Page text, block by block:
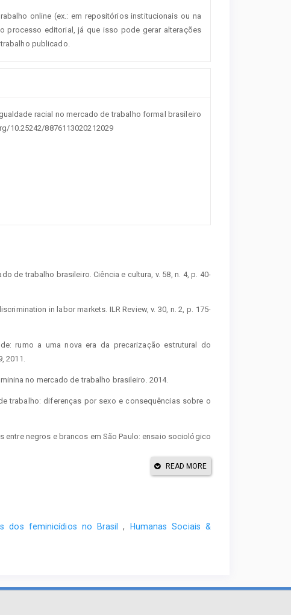
online (ex.: em repositórios institucionais ou na
processo editorial, já que isso pode gerar alterações
publicado.
racial no mercado de trabalho formal brasileiro
10.25242/8876113020212029
de trabalho brasileiro. Ciência e cultura, v. 58, n. 4, p. 40-
in labor markets. ILR Review, v. 30, n. 2, p. 175-
rumo a uma nova era da precarização estrutural do
2011.
no mercado de trabalho brasileiro. 2014.
trabalho: diferenças por sexo e consequências sobre o
entre negros e brancos em São Paulo: ensaio sociológico
READ MORE
dos feminicídios no Brasil, Humanas Sociais &